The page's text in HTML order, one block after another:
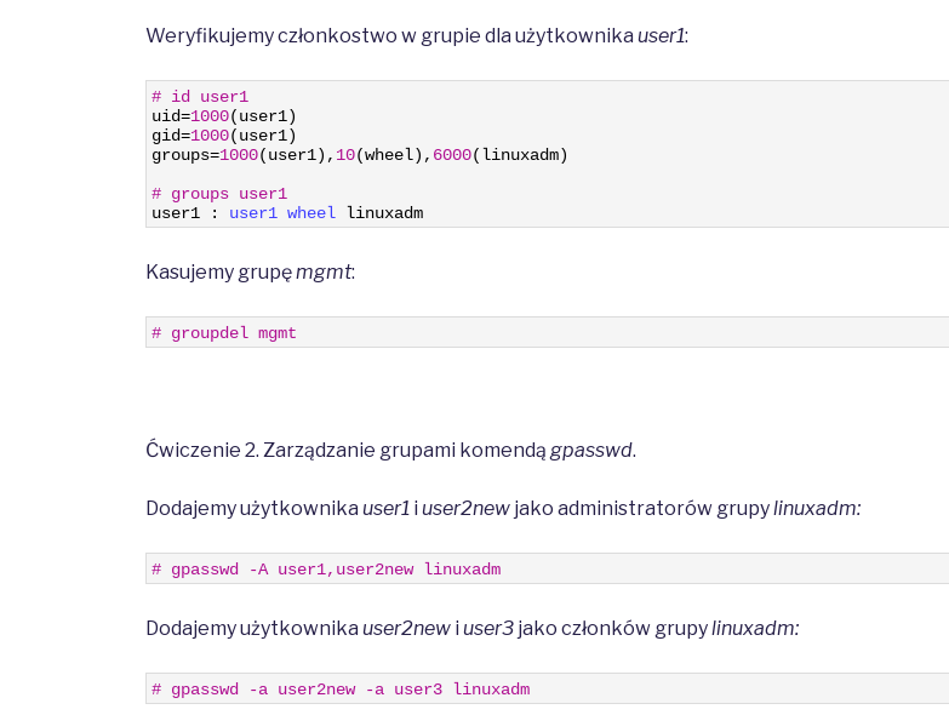
Weryfikujemy członkostwo w grupie dla użytkownika user1:
# id user1
uid=1000(user1)
gid=1000(user1)
groups=1000(user1) , 10(wheel) , 6000(linuxadm)
# groups user1
user1
: user1 wheel linuxadm
Kasujemy grupęmgmt:
# groupdel mgmt
Ćwiczenie 2. Zarządzanie grupami komendą gpasswd.
Dodajemy użytkownika user1 i user2new jako administratorów grupylinuxadm:
# gpasswd -A user1,user2new linuxadm
Dodajemy użytkownika user2new i user3 jako członków grupylinuxadm:
# gpasswd -a user2new -a user3 linuxadm